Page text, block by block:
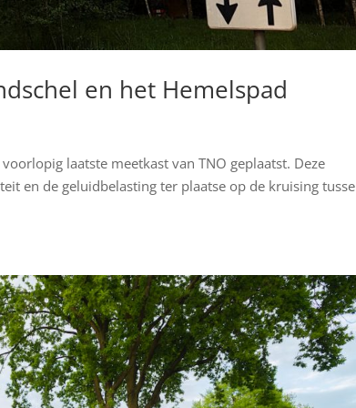
en het Hemelspad
laatste meetkast van TNO geplaatst. Deze
en de geluidbelasting ter plaatse op de kruising